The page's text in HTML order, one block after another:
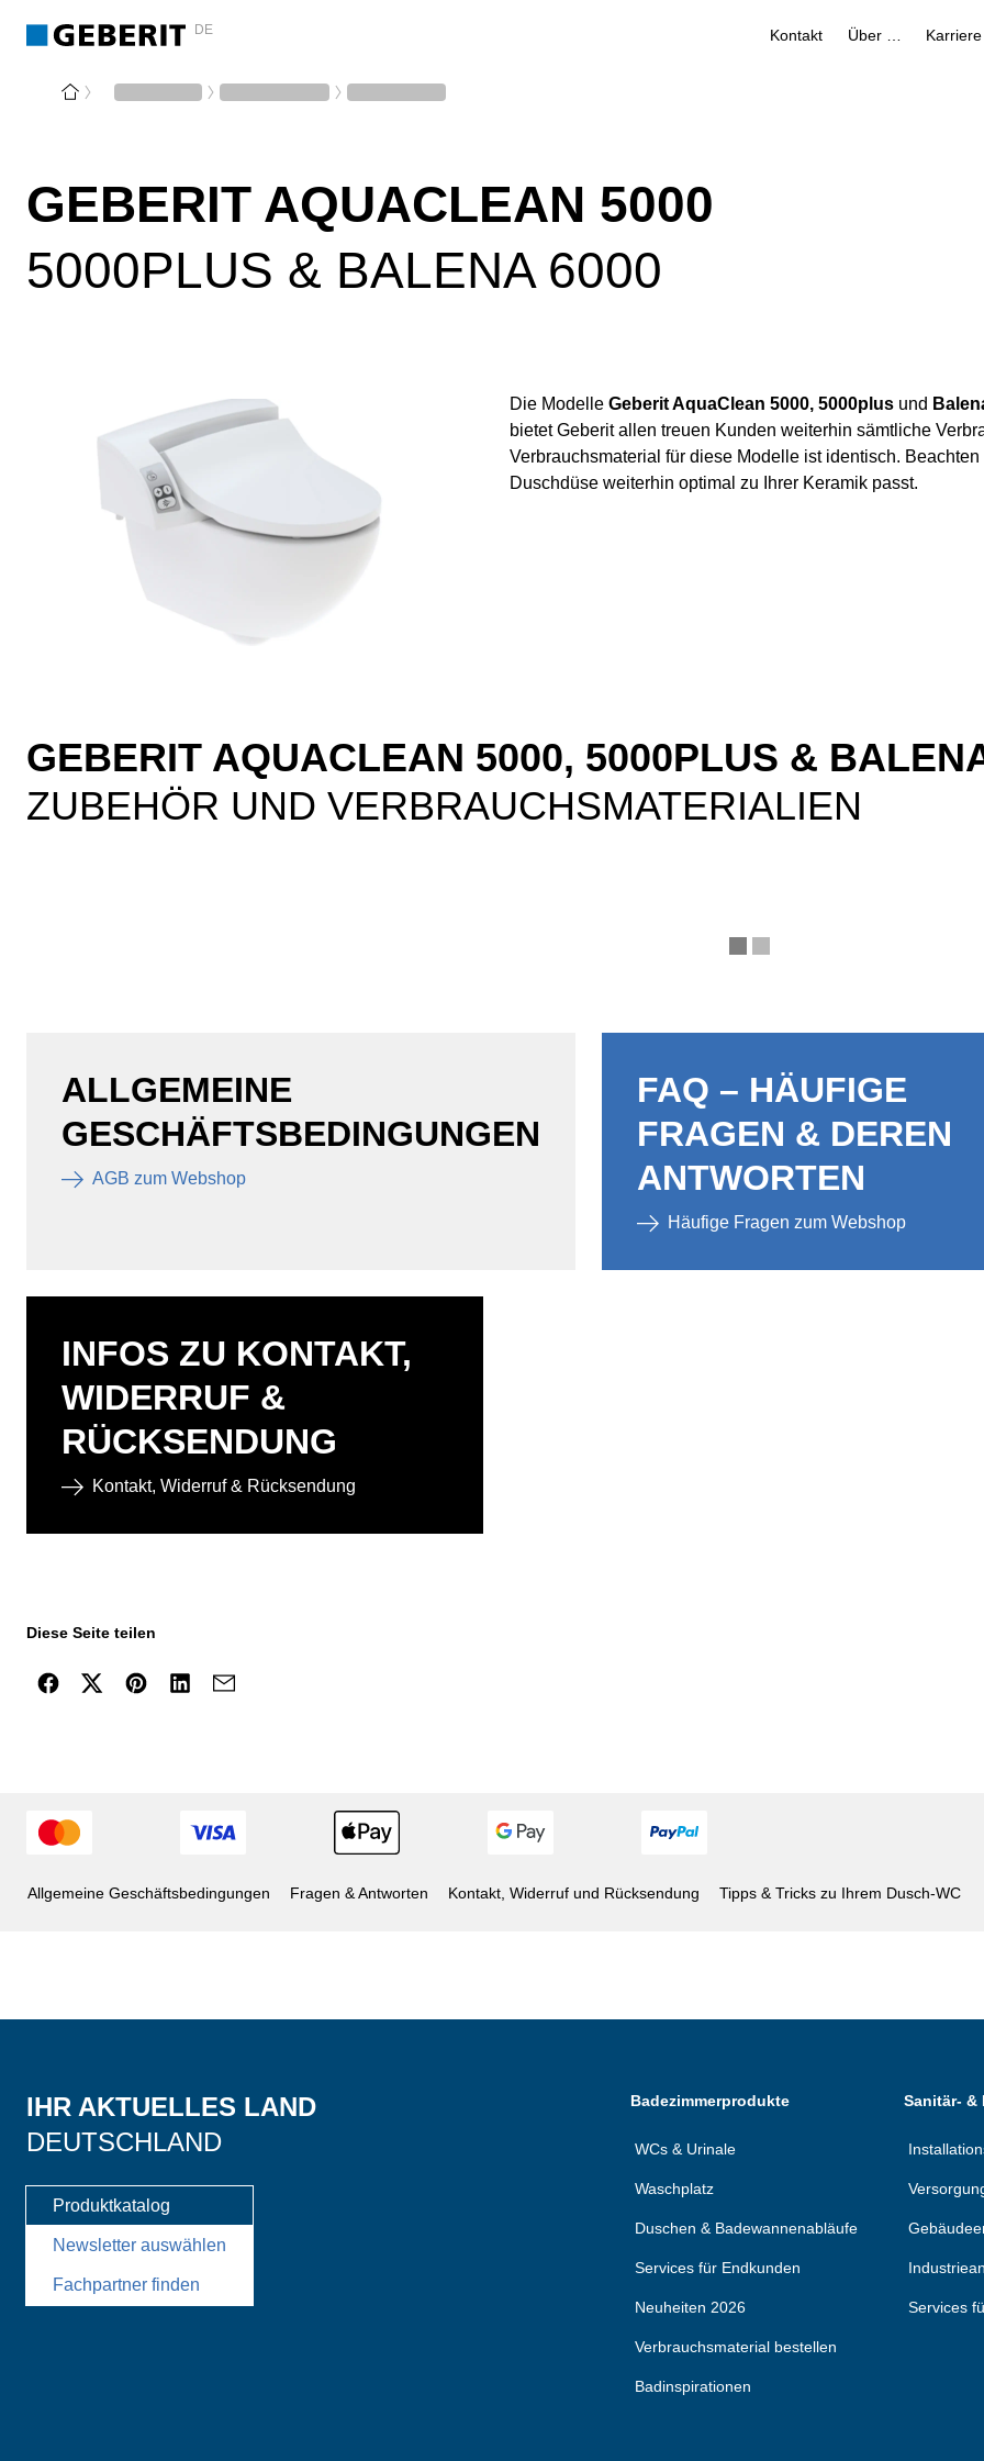
DE Kontakt Karriere
GEBERIT AQUACLEAN 5000
5000PLUS & BALENA 6000
Die Modelle Geberit AquaClean 5000, 5000plus und
bietet Geberit allen treuen Kunden weiterhin sämtliche
Verbrauchsmaterial für diese Modelle ist identisch.
Duschdüse weiterhin optimal zu Ihrer Keramik passt.
GEBERIT AQUACLEAN 5000, 5000PLUS &
ZUBEHÖR UND VERBRAUCHSMATERIALIEN
ALLGEMEINE
GESCHÄFTSBEDINGUNGEN
AGB zum Webshop
FAQ – HÄUFIGE
FRAGEN & DEREN
ANTWORTEN
Häufige Fragen zum Webshop
INFOS ZU KONTAKT,
WIDERRUF &
RÜCKSENDUNG
Kontakt, Widerruf & Rücksendung
Diese Seite teilen
Allgemeine Geschäftsbedingungen Fragen & Antworten Kontakt, Widerruf und Rücksendung Tipps & Tricks zu Ihrem Dusch-WC
IHR AKTUELLES LAND
DEUTSCHLAND
Produktkatalog
Newsletter auswählen
Fachpartner finden
Badezimmerprodukte
WCs & Urinale
Waschplatz
Duschen & Badewannenabläufe
Services für Endkunden
Neuheiten 2026
Verbrauchsmaterial bestellen
Badinspirationen
Sanitär- &
Services